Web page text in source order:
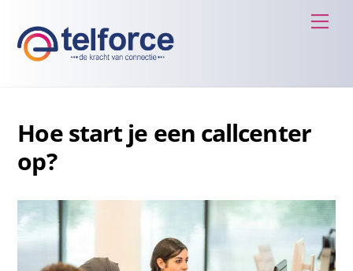
content
Hoe start je een callcenter
op?